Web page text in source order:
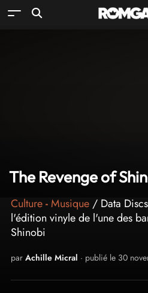
The Revenge of
Culture-Musique / Data
l'édition vinyle de l'une des
Shinobi
par Achille Micral · publié le 30